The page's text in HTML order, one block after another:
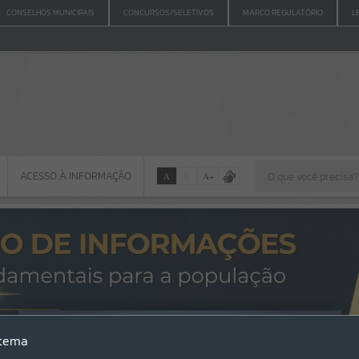
CONSELHOS MUNICIPAIS CONCURSOS/SELETIVOS MARCO REGULATÓRIO
Por favor, aguarde...
ACESSO À INFORMAÇÃO A A+
Erro